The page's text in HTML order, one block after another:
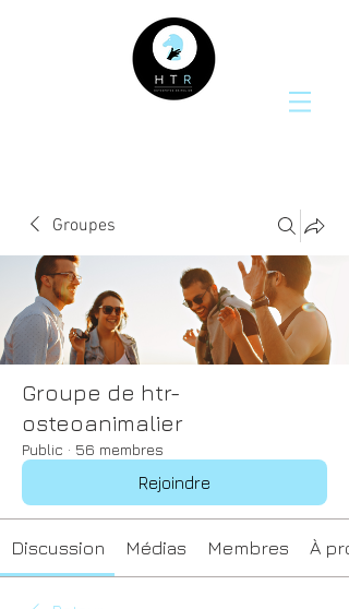
Groupes
Groupe de htr-
osteoanimalier
Public · 56 membres
Rejoindre
Discussion Médias Membres À